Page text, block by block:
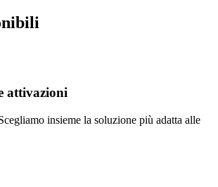
attivazioni
insieme la soluzione più adatta alle